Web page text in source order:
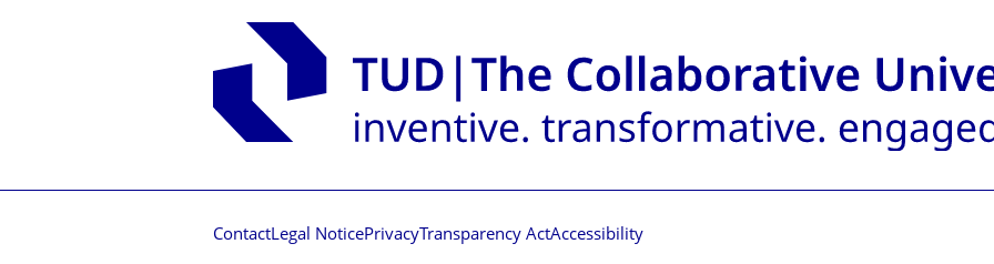
ContactLegal NoticePrivacyTransparency ActAccessibility